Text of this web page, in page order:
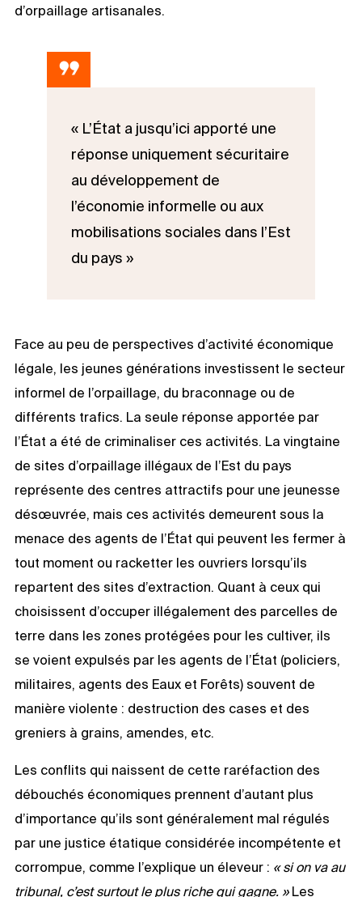
d’orpaillage artisanales.
« L’État a jusqu’ici apporté une
réponse uniquement sécuritaire
au développement de
l’économie informelle ou aux
mobilisations sociales dans l’Est
du pays »
Face au peu de perspectives d’activité économique
légale, les jeunes générations investissent le secteur
informel de l’orpaillage, du braconnage ou de
différents trafics. La seule réponse apportée par
l’État a été de criminaliser ces activités. La vingtaine
de sites d’orpaillage illégaux de l’Est du pays
représente des centres attractifs pour une jeunesse
désœuvrée, mais ces activités demeurent sous la
menace des agents de l’État qui peuvent les fermer à
tout moment ou racketter les ouvriers lorsqu’ils
repartent des sites d’extraction. Quant à ceux qui
choisissent d’occuper illégalement des parcelles de
terre dans les zones protégées pour les cultiver, ils
se voient expulsés par les agents de l’État (policiers,
militaires, agents des Eaux et Forêts) souvent de
manière violente : destruction des cases et des
greniers à grains, amendes, etc.
Les conflits qui naissent de cette raréfaction des
débouchés économiques prennent d’autant plus
d’importance qu’ils sont généralement mal régulés
par une justice étatique considérée incompétente et
corrompue, comme l’explique un éleveur : « si on va au
tribunal, c’est surtout le plus riche qui gagne. »Les